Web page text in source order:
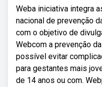
Weba iniciativa integra
nacional de prevenção
com o objetivo de
Webcom a prevenção
possível evitar
para gestantes mais
de 14 anos ou com.